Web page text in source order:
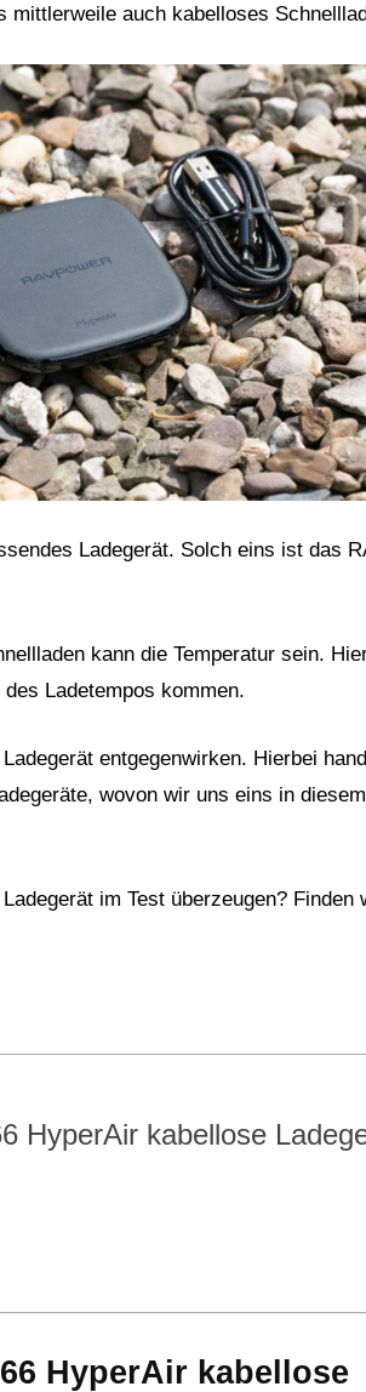
mittlerweile auch kabelloses
Ladegerät. Solch eins ist das
kann die Temperatur sein.
Ladetempos kommen.
entgegenwirken. Hierbei
wovon wir uns eins in
im Test überzeugen? Finden
HyperAir kabellose
HyperAir kabellose